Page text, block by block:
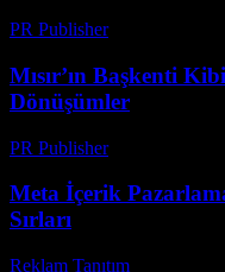
PR Publisher-
Mısır’ın Başkenti
Dönüşümler
PR Publisher-
Meta İçerik
Sırları
Reklam Tanıtım